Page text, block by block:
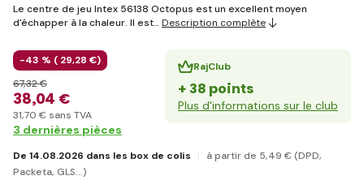
Le centre de jeu Intex 56138 Octopus est un excellent moyen
d'échapper à la chaleur. Il est… Description complète
-43 % ( 29,28 €)
38,04 €
67,32 €
31,70 € sans TVA
RajClub
+ 38 points
Plus d'informations sur le club
3 dernières pièces
De 14.08.2026 dans les box de colis à partir de 5,49 € (DPD,
Packeta, GLS...)